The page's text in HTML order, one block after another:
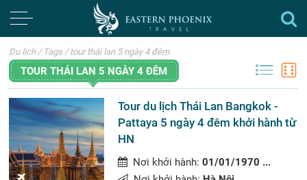
Du lịch / Tags / tour thái lan 5 ngày 4 đêm
TOUR THÁI LAN 5 NGÀY 4 ĐÊM
Tour du lịch Thái Lan Bangkok -
Pattaya 5 ngày 4 đêm khởi hành từ
HN
Nơi khởi hành:01/01/1970 ...